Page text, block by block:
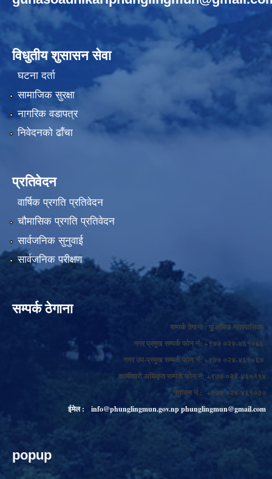
विधुतीय शुसासन सेवा
घटना दर्ता
सामाजिक सुरक्षा
नागरिक वडापत्र
निवेदनको ढाँचा
प्रतिवेदन
वार्षिक प्रगति प्रतिवेदन
चौमासिक प्रगति प्रतिवेदन
सार्वजनिक सुनुवाई
सार्वजनिक परीक्षण
सम्पर्क ठेगाना
सम्पर्क ठेगाना : फुङलिङ नगरपालिका
नगर प्रमुख सम्पर्क फोन नं: +९७७ ०२४-४६१०६६
नगर उप-प्रमुख सम्पर्क फोन नं: +९७७ ०२४-४६१०६७
कार्यकारी अधिकृत सम्पर्क फोन नं: +९७७ ०२४-४६०११४
फ्याक्स नं.: +९७७ ०२४-४६१०३०
ईमेल :
info@phunglingmun.gov.npphunglingmun@gmail.com
popup